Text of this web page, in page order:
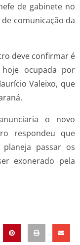
de gabinete no
comunicação da
deve confirmar é
ocupada por
Valeixo, que
o novo
respondeu que
planeja passar os
exonerado pela